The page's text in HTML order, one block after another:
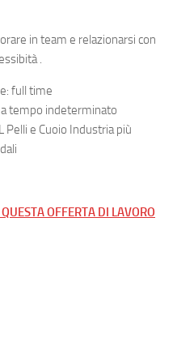
in team e relazionarsi con
.
full time
tempo indeterminato
Pelli e Cuoio Industria più
OFFERTA DI LAVORO